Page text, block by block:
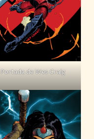
Portada de Wes Craig